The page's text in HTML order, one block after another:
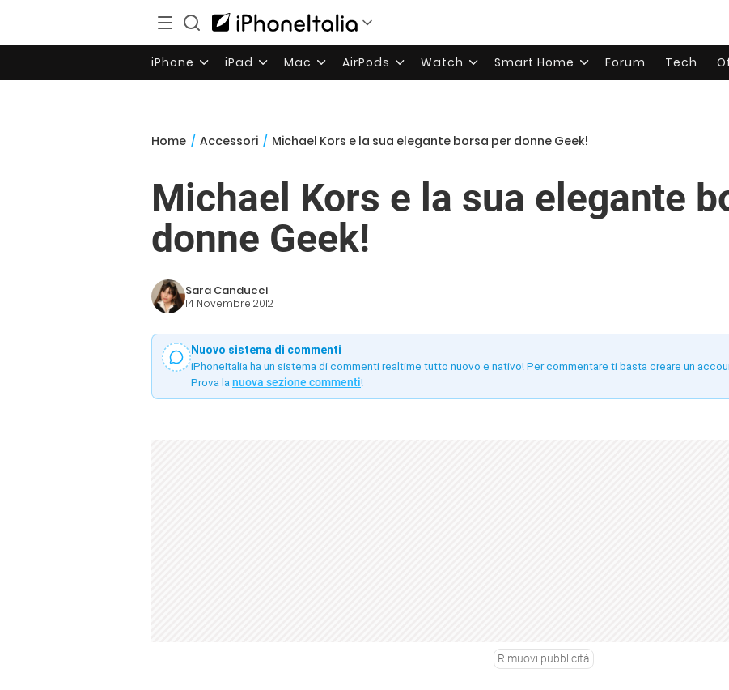
iPhone iPad Mac AirPods Watch Smart Home Forum Tech
Home / Accessori / Michael Kors e la sua elegante borsa per donne Geek!
Michael Kors e la sua elegante
donne Geek!
Sara Canducci
14 Novembre 2012
Nuovo sistema di commenti
iPhoneItalia ha un sistema di commenti realtime tutto nuovo e nativo! Per commentare ti basta creare un
Prova la nuova sezione commenti!
Rimuovi pubblicità